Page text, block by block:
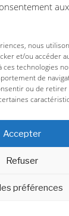
aux
nous
et/ou accéder
ces technologies
de
ou de
Accepter
Refuser
préférences
une incroyable